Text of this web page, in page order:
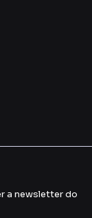
a newsletter do